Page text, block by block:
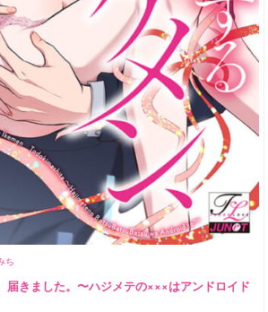
ち
届きました。〜ハジメテの×××はアンドロイド